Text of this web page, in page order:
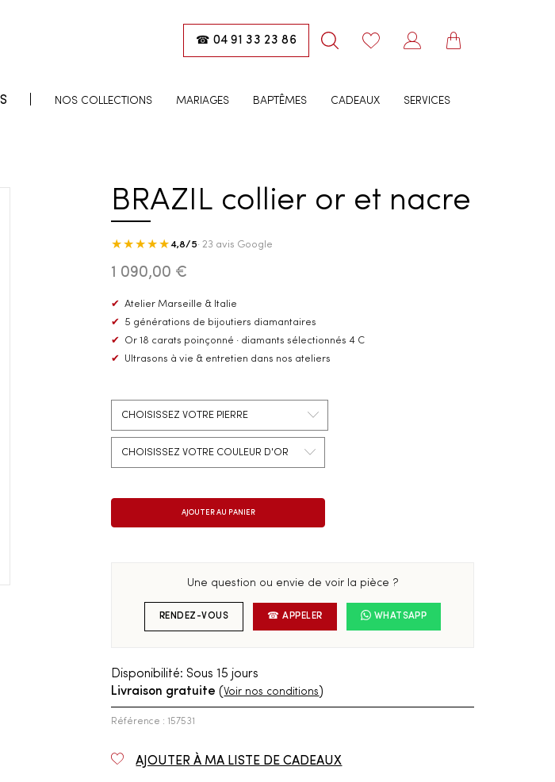
☎ 04 91 33 23 86
NOS COLLECTIONS MARIAGES BAPTÊMES CADEAUX SERVICES
BRAZIL collier or et nacre
★★★★★4,8/5· 23 avis Google
1 090,00 €
✔ Atelier Marseille & Italie
✔
5 générations de bijoutiers diamantaires
✔
Or 18 carats poinçonné · diamants sélectionnés 4 C
✔
Ultrasons à vie & entretien dans nos ateliers
Une question ou envie de voir la pièce ?
RENDEZ-VOUS ☎ APPELER WHATSAPP
Disponibilité: Sous 15 jours
Livraison gratuite (Voir nos conditions )
Référence : 157531
AJOUTER À MA LISTE DE CADEAUX